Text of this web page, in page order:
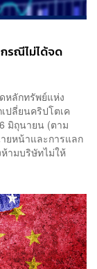
รณีไม่ได้จด
หลักทรัพย์แห่ง
ปลี่ยนคริปโตเค
มิถุนายน (ตาม
ยหน้าและการแลก
ห้ามบริษัทไม่ให้